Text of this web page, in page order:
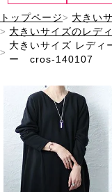
トップページ
大きい
大きいサイズのレデ
大きいサイズ レディ
ー cros-140107